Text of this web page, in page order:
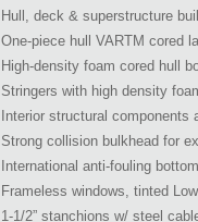
Hull, deck & superstructure
One-piece hull VARTM cored
High-density foam cored hull
Stringers with high density
Interior structural components
Strong collision bulkhead for
International anti-fouling
Frameless windows, tinted
1-1/2” stanchions w/ steel